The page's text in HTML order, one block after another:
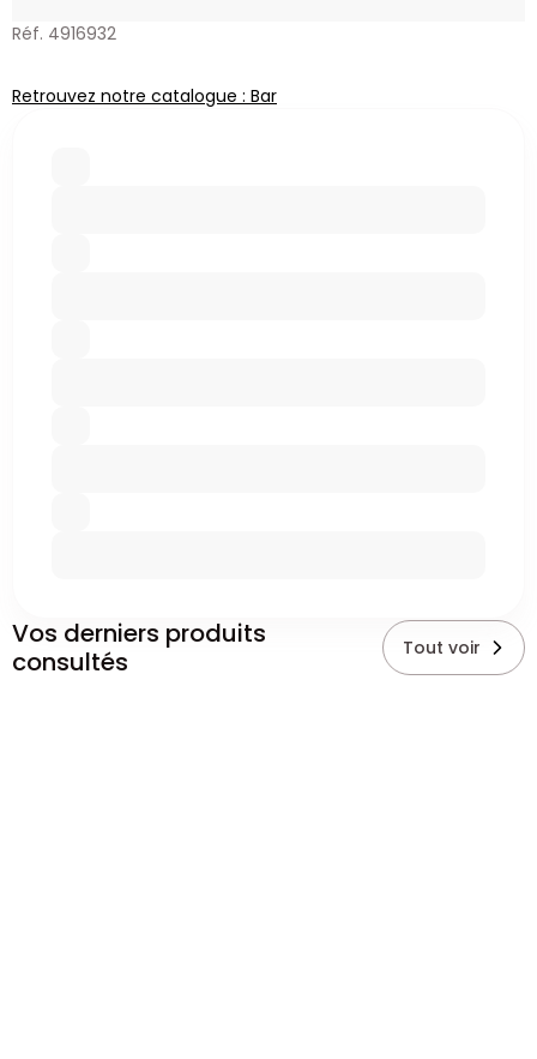
Réf. 4916932
Retrouvez notre catalogue : Bar
Vos derniers produits
consultés
Tout voir